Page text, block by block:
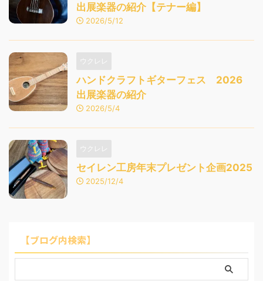
出展楽器の紹介【テナー編】
2026/5/12
ウクレレ
ハンドクラフトギターフェス 2026
出展楽器の紹介
2026/5/4
ウクレレ
セイレン工房年末プレゼント企画2025
2025/12/4
【ブログ内検索】